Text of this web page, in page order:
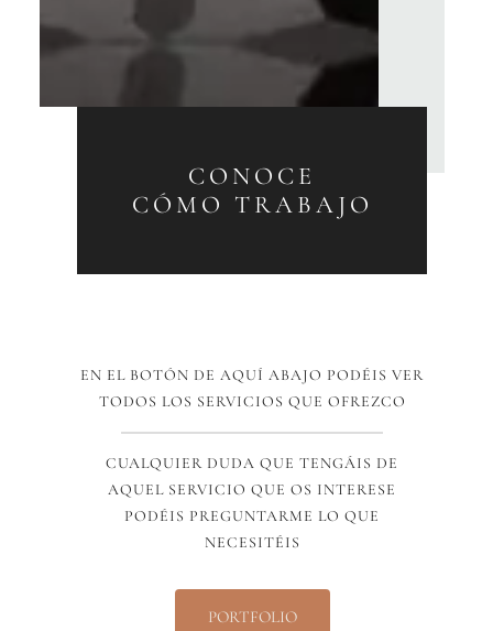
CONOCE
CÓMO TRABAJO
EN EL BOTÓN DE AQUÍ ABAJO PODÉIS VER
TODOS LOS SERVICIOS QUE OFREZCO
CUALQUIER DUDA QUE TENGÁIS DE
AQUEL SERVICIO QUE OS INTERESE
PODÉIS PREGUNTARME LO QUE
NECESITÉIS
PORTFOLIO